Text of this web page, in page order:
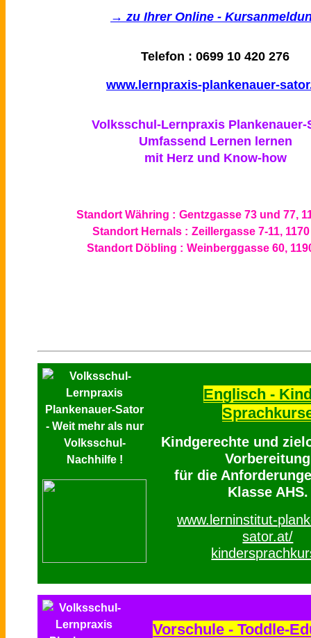
→ zu Ihrer Online -
Telefon : 0699 10 420 276
www.lernpraxis-plankenauer-
Volksschul-Lernpraxis Plankenauer-
Umfassend Lernen lernen
mit Herz und Know-how
Standort Währing : Gentzgasse 73 und 77,
Standort Hernals : Zeillergasse 7-11,
Standort Döbling : Weinberggasse 60,
Englisch -
Kindgerechte und
Vorbereitung
für die
Klasse AHS.
www.lerninstitut-
sator.at/
Vorschule - Toddle-